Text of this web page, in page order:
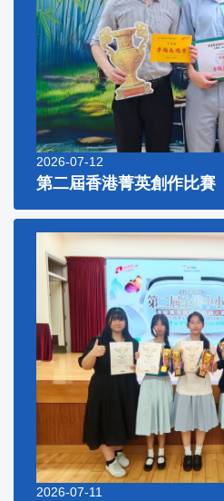
2026-07-12
第二屆香港菁英創作比賽
2026-07-11